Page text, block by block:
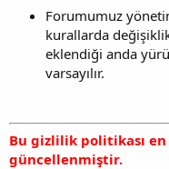
Forumumuz
kurallarda
eklendiği anda
varsayılır.
Bu gizlilik politikası
güncellenmiştir.